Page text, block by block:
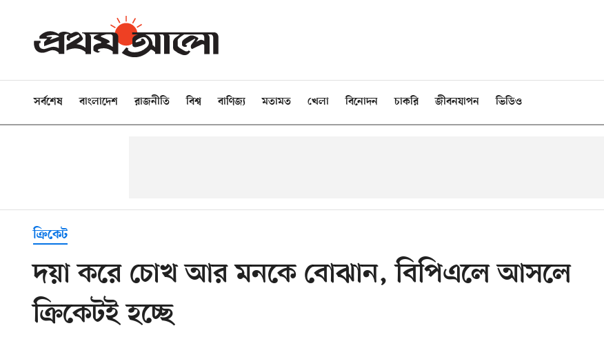
সর্বশেষ বাংলাদেশ রাজনীতি বিশ্ব বাণিজ্য মতামত খেলা বিনোদন চাকরি জীবনযাপন ভিডিও
ক্রিকেট
দয়া করে চোখ আর মনকে বোঝান, বিপিএলে আসলে
ক্রিকেটই হচ্ছে